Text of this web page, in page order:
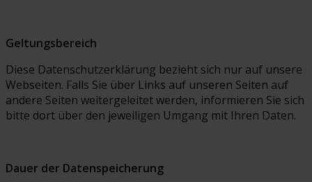
Geltungsbereich
Diese Datenschutzerklärung bezieht sich nur auf unsere
Webseiten. Falls Sie über Links auf unseren Seiten auf
andere Seiten weitergeleitet werden, informieren Sie sich
bitte dort über den jeweiligen Umgang mit Ihren Daten.
Dauer der Datenspeicherung